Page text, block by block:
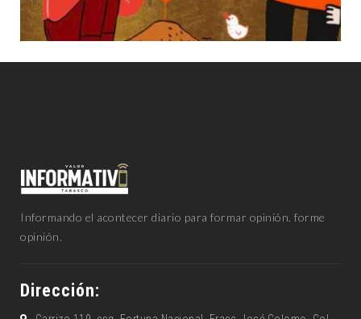
Informando el acontecer diario para formar opinión. forme
opinión.
Dirección: